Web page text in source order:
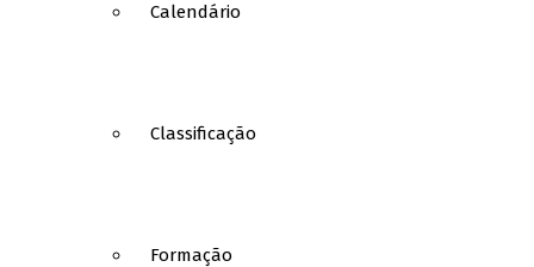
Calendário
Classificação
Formação